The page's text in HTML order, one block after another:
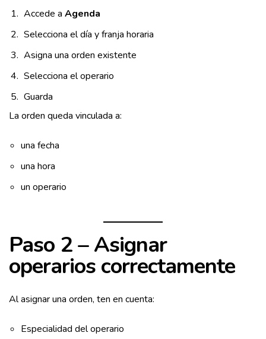
Accede a Agenda
Selecciona el día y franja horaria
Asigna una orden existente
Selecciona el operario
Guarda
La orden queda vinculada a:
una fecha
una hora
un operario
Paso 2 – Asignar
operarios correctamente
Al asignar una orden, ten en cuenta:
Especialidad del operario